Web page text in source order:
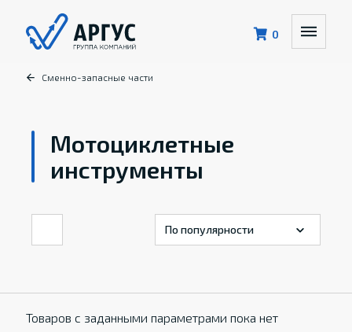
0
Сменно-запасные части
Мотоциклетные
инструменты
Товаров с заданными параметрами пока нет